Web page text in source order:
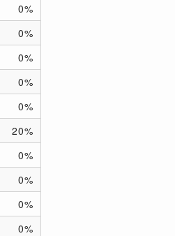
0%
0%
0%
0%
0%
20%
0%
0%
0%
0%